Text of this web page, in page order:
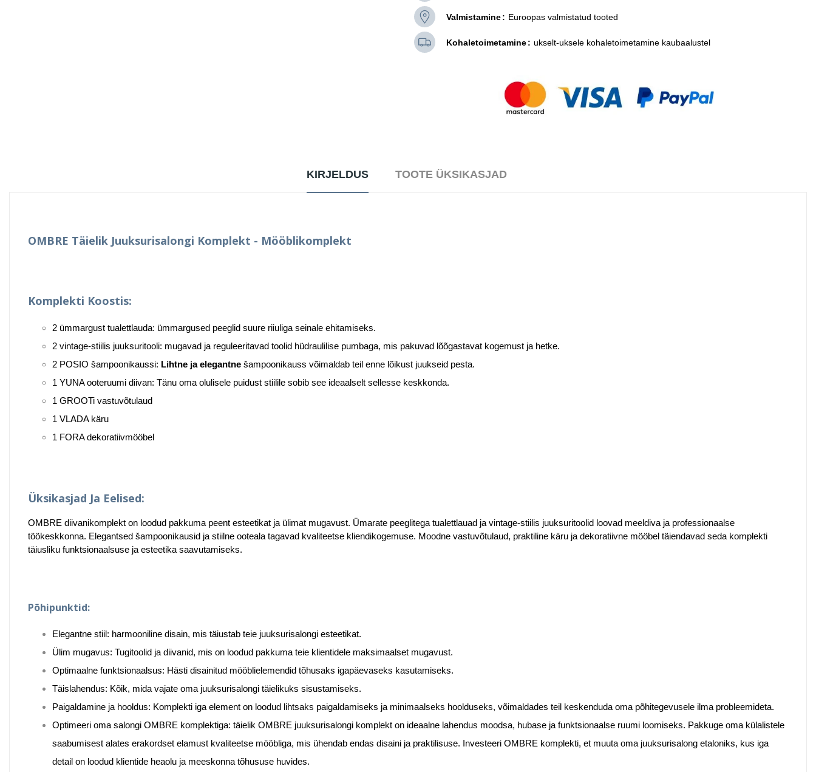
Valmistamine Euroopas valmistatud tooted
Kohaletoimetamine ukselt-uksele kohaletoimetamine kaubaalustel
KIRJELDUS TOOTE ÜKSIKASJAD
OMBRE Täielik Juuksurisalongi Komplekt - Mööblikomplekt
Komplekti Koostis:
2 ümmargust tualettlauda: ümmargused peeglid suure riiuliga seinale ehitamiseks.
2 vintage-stiilis juuksuritooli: mugavad ja reguleeritavad toolid hüdraulilise pumbaga, mis pakuvad lõõgastavat kogemust ja hetke.
2 POSIO šampoonikaussi: Lihtne ja elegantne šampoonikauss võimaldab teil enne lõikust juukseid pesta.
1 YUNA ooteruumi diivan: Tänu oma olulisele puidust stiilile sobib see ideaalselt sellesse keskkonda.
1 GROOTi vastuvõtulaud
1 VLADA käru
1 FORA dekoratiivmööbel
Üksikasjad Ja Eelised:
OMBRE diivanikomplekt on loodud pakkuma peent esteetikat ja ülimat mugavust. Ümarate peeglitega tualettlauad ja vintage-stiilis juuksuritoolid loovad meeldiva ja professionaalse
töökeskkonna. Elegantsed šampoonikausid ja stiilne ooteala tagavad kvaliteetse kliendikogemuse. Moodne vastuvõtulaud, praktiline käru ja dekoratiivne mööbel täiendavad seda komplekti
täiusliku funktsionaalsuse ja esteetika saavutamiseks.
Põhipunktid:
Elegantne stiil: harmooniline disain, mis täiustab teie juuksurisalongi esteetikat.
Ülim mugavus: Tugitoolid ja diivanid, mis on loodud pakkuma teie klientidele maksimaalset mugavust.
Optimaalne funktsionaalsus: Hästi disainitud mööblielemendid tõhusaks igapäevaseks kasutamiseks.
Täislahendus: Kõik, mida vajate oma juuksurisalongi täielikuks sisustamiseks.
Paigaldamine ja hooldus: Komplekti iga element on loodud lihtsaks paigaldamiseks ja minimaalseks hoolduseks, võimaldades teil keskenduda oma põhitegevusele ilma probleemideta.
Optimeeri oma salongi OMBRE komplektiga: täielik OMBRE juuksurisalongi komplekt on ideaalne lahendus moodsa, hubase ja funktsionaalse ruumi loomiseks. Pakkuge oma külalistele
saabumisest alates erakordset elamust kvaliteetse mööbliga, mis ühendab endas disaini ja praktilisuse. Investeeri OMBRE komplekti, et muuta oma juuksurisalong etaloniks, kus iga
detail on loodud klientide heaolu ja meeskonna tõhususe huvides.